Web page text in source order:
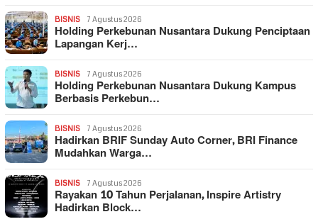
BISNIS 7 Agustus 2026
Holding Perkebunan Nusantara Dukung Penciptaan
Lapangan Kerj…
BISNIS 7 Agustus 2026
Holding Perkebunan Nusantara Dukung Kampus
Berbasis Perkebun…
BISNIS 7 Agustus 2026
Hadirkan BRIF Sunday Auto Corner, BRI Finance
Mudahkan Warga…
BISNIS 7 Agustus 2026
Rayakan 10 Tahun Perjalanan, Inspire Artistry
Hadirkan Block…